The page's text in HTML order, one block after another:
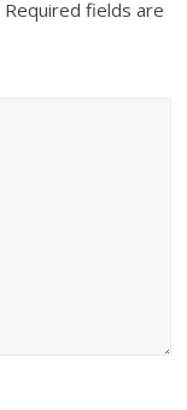
Required fields are